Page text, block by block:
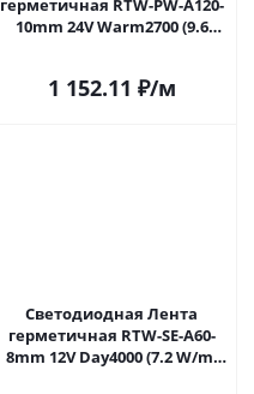
герметичная RTW-PW-A120-
10mm 24V Warm2700 (9.6
Саратове
1 152.11 ₽/м
Светодиодная Лента
герметичная RTW-SE-A60-
8mm 12V Day4000 (7.2 W/m,